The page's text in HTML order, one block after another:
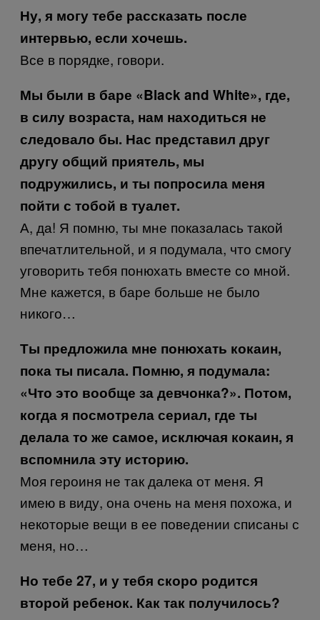
Ну, я могу тебе рассказать после
интервью, если хочешь.
Все в порядке, говори.
Мы были в баре «Black and White», где,
в силу возраста, нам находиться не
следовало бы. Нас представил друг
другу общий приятель, мы
подружились, и ты попросила меня
пойти с тобой в туалет.
А, да! Я помню, ты мне показалась такой
впечатлительной, и я подумала, что смогу
уговорить тебя понюхать вместе со мной.
Мне кажется, в баре больше не было
никого…
Ты предложила мне понюхать кокаин,
пока ты писала. Помню, я подумала:
«Что это вообще за девчонка?». Потом,
когда я посмотрела сериал, где ты
делала то же самое, исключая кокаин, я
вспомнила эту историю.
Моя героиня не так далека от меня. Я
имею в виду, она очень на меня похожа, и
некоторые вещи в ее поведении списаны с
меня, но…
Но тебе 27, и у тебя скоро родится
второй ребенок. Как так получилось?